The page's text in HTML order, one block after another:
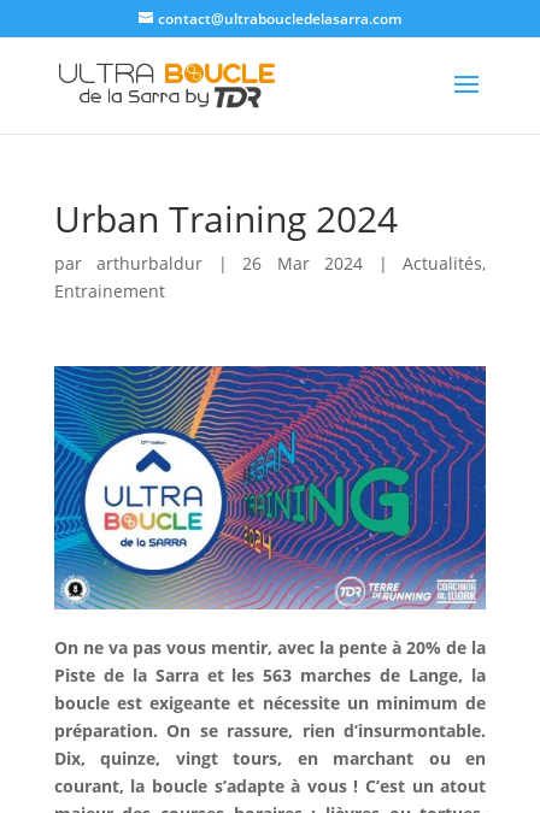
contact@ultraboucledelasarra.com
Urban Training 2024
pararthurbaldur |26 Mar 2024 |Actualités,
Entrainement
On ne va pas vous mentir, avec la pente à 20% de la
Piste de la Sarra et les 563 marches de Lange, la
boucle est exigeante et nécessite un minimum de
préparation. On se rassure, rien d’insurmontable.
Dix, quinze, vingt tours, en marchant ou en
courant, la boucle s’adapte à vous ! C’est un atout